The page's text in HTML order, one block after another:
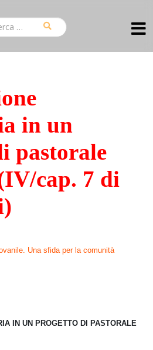
in un
pastorale
cap. 7 di
Una sfida per la comunità
IN UN PROGETTO DI PASTORALE